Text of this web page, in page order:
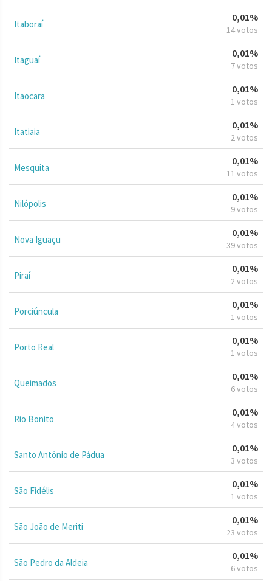
Itaboraí
0,01%
14 votos
Itaguaí
0,01%
7 votos
Itaocara
0,01%
1 votos
Itatiaia
0,01%
2 votos
Mesquita
0,01%
11 votos
Nilópolis
0,01%
9 votos
Nova Iguaçu
0,01%
39 votos
Piraí
0,01%
2 votos
Porciúncula
0,01%
1 votos
Porto Real
0,01%
1 votos
Queimados
0,01%
6 votos
Rio Bonito
0,01%
4 votos
Santo Antônio de Pádua
0,01%
3 votos
São Fidélis
0,01%
1 votos
São João de Meriti
0,01%
23 votos
São Pedro da Aldeia
0,01%
6 votos